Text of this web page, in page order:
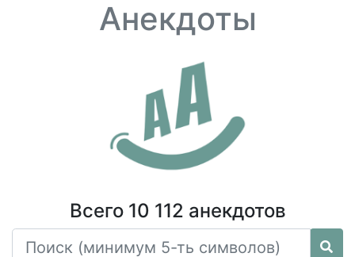
Анекдоты
Всего 10 112 анекдотов